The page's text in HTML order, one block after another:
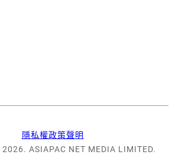
隱私權政策聲明
ASIAPAC NET MEDIA LIMITED.